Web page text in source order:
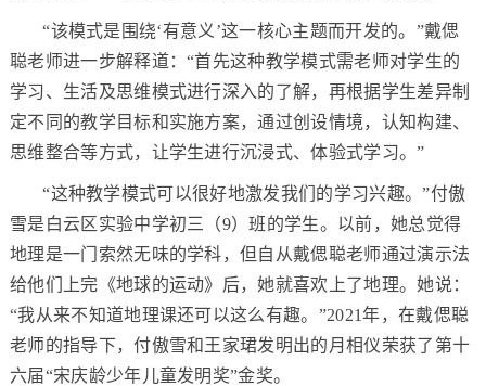
“该模式是围绕‘有意义’这一核心主题而开发的。”戴偲
聪老师进一步解释道：“首先这种教学模式需老师对学生的
学习、生活及思维模式进行深入的了解，再根据学生差异制
定不同的教学目标和实施方案，通过创设情境，认知构建、
思维整合等方式，让学生进行沉浸式、体验式学习。”
“这种教学模式可以很好地激发我们的学习兴趣。”付傲
雪是白云区实验中学初三（9）班的学生。以前，她总觉得
地理是一门索然无味的学科，但自从戴偲聪老师通过演示法
给他们上完《地球的运动》后，她就喜欢上了地理。她说：
“我从来不知道地理课还可以这么有趣。”2021年，在戴偲聪
老师的指导下，付傲雪和王家珺发明出的月相仪荣获了第十
六届“宋庆龄少年儿童发明奖”金奖。